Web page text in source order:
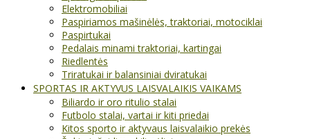
Elektromobiliai
Paspiriamos mašinėlės, traktoriai, motociklai
Paspirtukai
Pedalais minami traktoriai, kartingai
Riedlentės
Triratukai ir balansiniai dviratukai
SPORTAS IR AKTYVUS LAISVALAIKIS VAIKAMS
Biliardo ir oro ritulio stalai
Futbolo stalai, vartai ir kiti priedai
Kitos sporto ir aktyvaus laisvalaikio prekės